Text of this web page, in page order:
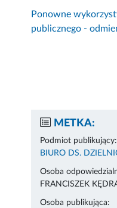
Ponowne
publicznego -
METKA:
Podmiot publikujący:
BIURO DS.
Osoba
FRANCISZEK
Osoba publikująca: